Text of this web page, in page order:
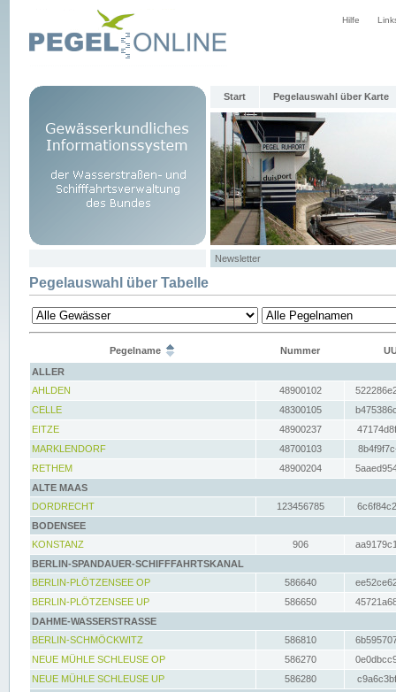
Hilfe
Start Pegelauswahl über Karte
Newsletter
Pegelauswahl über Tabelle
Pegelname Nummer
ALLER
AHLDEN
48900102
CELLE
48300105
EITZE
48900237
MARKLENDORF
48700103
RETHEM
48900204
ALTE MAAS
DORDRECHT
123456785
BODENSEE
KONSTANZ
906
BERLIN-SPANDAUER-SCHIFFFAHRTSKANAL
BERLIN-PLÖTZENSEE OP
586640
BERLIN-PLÖTZENSEE UP
586650
DAHME-WASSERSTRASSE
BERLIN-SCHMÖCKWITZ
586810
NEUE MÜHLE SCHLEUSE OP
586270
NEUE MÜHLE SCHLEUSE UP
586280